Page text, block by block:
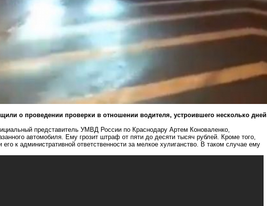
о проведении проверки в отношении водителя, устроившего несколько дней
представитель УМВД России по Краснодару Артем Коноваленко,
автомобиля. Ему грозит штраф от пяти до десяти тысяч рублей. Кроме того,
к административной ответственности за мелкое хулиганство. В таком случае ему